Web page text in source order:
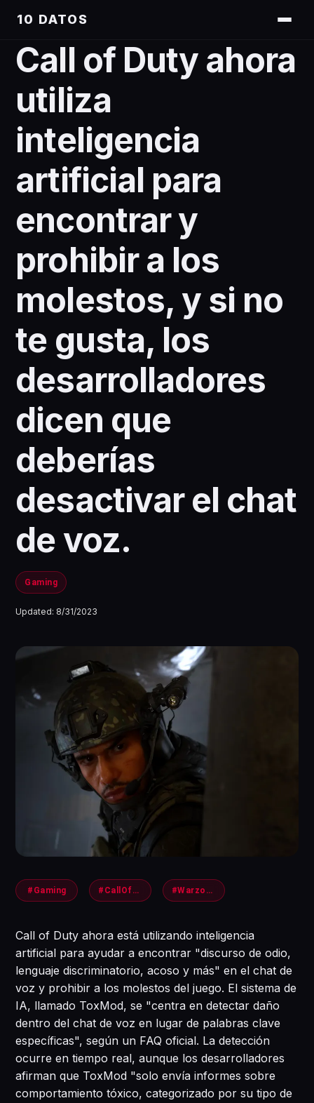
10 DATOS
Call of Duty ahora
utiliza
inteligencia
artificial para
encontrar y
prohibir a los
molestos, y si no
te gusta, los
desarrolladores
dicen que
deberías
desactivar el chat
de voz.
Gaming
Updated: 8/31/2023
#Gaming #CallOfDuty #Warzone3
Call of Duty ahora está utilizando inteligencia
artificial para ayudar a encontrar "discurso de odio,
lenguaje discriminatorio, acoso y más" en el chat de
voz y prohibir a los molestos del juego. El sistema de
IA, llamado ToxMod, se "centra en detectar daño
dentro del chat de voz en lugar de palabras clave
específicas", según un FAQ oficial. La detección
ocurre en tiempo real, aunque los desarrolladores
afirman que ToxMod "solo envía informes sobre
comportamiento tóxico, categorizado por su tipo de